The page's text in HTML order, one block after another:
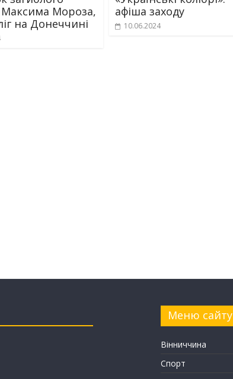
Максима Мороза,
на Донеччині
афіша заходу
10.06.2024
Меню сайту
Вінниччина
Спорт